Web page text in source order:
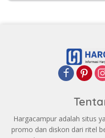
Hargacampur adalah situs
promo dan diskon dari ritel